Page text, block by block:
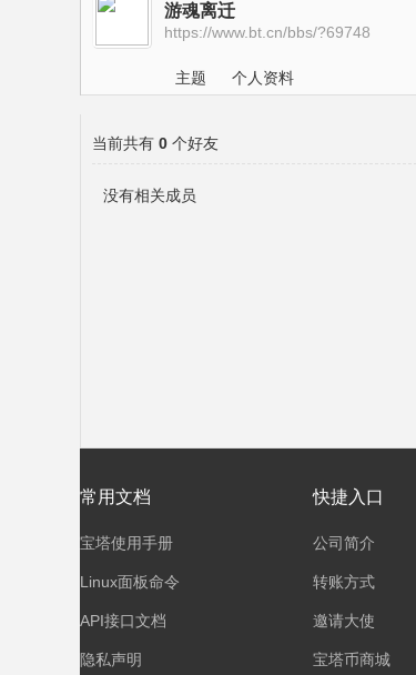
宝
面
›
游魂离迁
https://www.bt.cn/bbs/?69748
主题 个人资料
当前共有 0 个好友
没有相关成员
常用文档
宝塔使用手册
Linux面板命令
API接口文档
隐私声明
快捷入口
公司简介
转账方式
邀请大使
宝塔币商城